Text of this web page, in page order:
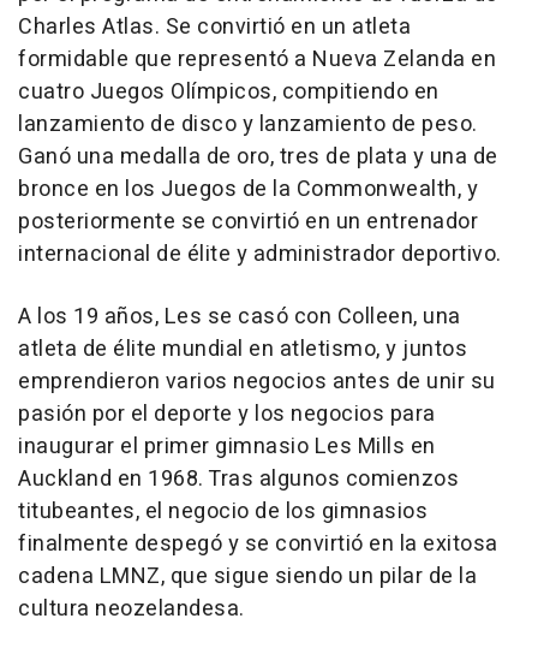
Charles Atlas. Se convirtió en un atleta
formidable que representó a Nueva Zelanda en
cuatro Juegos Olímpicos, compitiendo en
lanzamiento de disco y lanzamiento de peso.
Ganó una medalla de oro, tres de plata y una de
bronce en los Juegos de la Commonwealth, y
posteriormente se convirtió en un entrenador
internacional de élite y administrador deportivo.
A los 19 años, Les se casó con Colleen, una
atleta de élite mundial en atletismo, y juntos
emprendieron varios negocios antes de unir su
pasión por el deporte y los negocios para
inaugurar el primer gimnasio Les Mills en
Auckland en 1968. Tras algunos comienzos
titubeantes, el negocio de los gimnasios
finalmente despegó y se convirtió en la exitosa
cadena LMNZ, que sigue siendo un pilar de la
cultura neozelandesa.